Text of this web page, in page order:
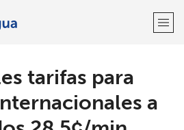
tarifas para
a